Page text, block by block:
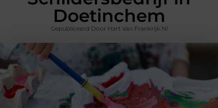
Doetinchem
Gepubliceerd Door Hart Van Frankrijk.nl